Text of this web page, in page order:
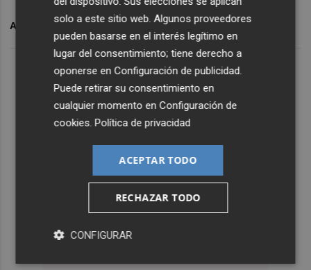
ARCHIVADO EN CD CASTELLLON
solo a este sitio web. Algunos proveedores
pueden basarse en el interés legítimo en
lugar del consentimiento; tiene derecho a
oponerse enConfiguración de publicidad
Puede retirar su consentimiento en
cualquier momento enConfiguración de
cookies .Política de privacidad
ACEPTAR TODO
RECHAZAR TODO
CONFIGURAR